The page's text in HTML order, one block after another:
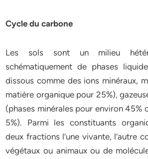
Cycle du carbone
Les sols sont un milieu
schématiquement de phases
dissous comme des ions minéraux,
matière organique pour 25%),
(phases minérales pour environ 45%
5%). Parmi les constituants
deux fractions l’une vivante, l’autre
végétaux ou animaux ou de